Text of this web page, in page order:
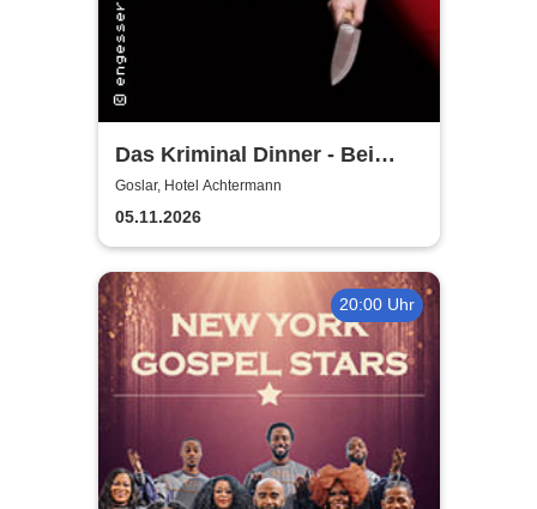
Das Kriminal Dinner - Bei
Aussage: Mord!
Goslar, Hotel Achtermann
05.11.2026
20:00 Uhr